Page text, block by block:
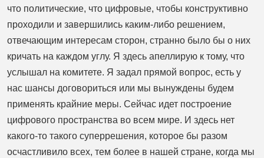
что политические, что цифровые, чтобы конструктивно
проходили и завершились каким-либо решением,
отвечающим интересам сторон, странно было бы о них
кричать на каждом углу. Я здесь апеллирую к тому, что
услышал на комитете. Я задал прямой вопрос, есть у
нас шансы договориться или мы вынуждены будем
применять крайние меры. Сейчас идет построение
цифрового пространства во всем мире. И здесь нет
какого-то такого суперрешения, которое бы разом
осчастливило всех, тем более в нашей стране, когда мы